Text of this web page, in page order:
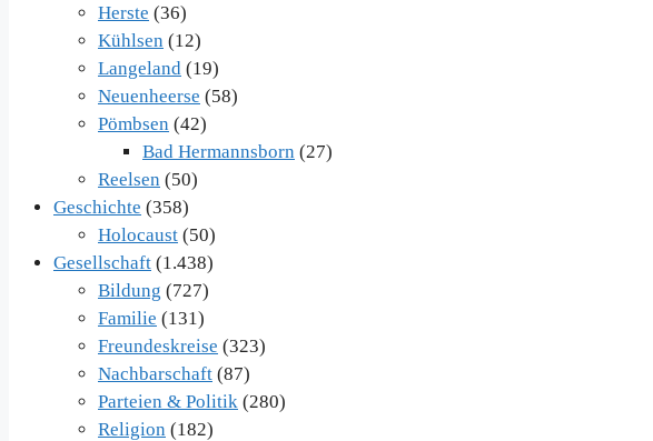
Herste (36)
Kühlsen (12)
Langeland (19)
Neuenheerse (58)
Pömbsen (42)
Bad Hermannsborn (27)
Reelsen (50)
Geschichte (358)
Holocaust (50)
Gesellschaft (1.438)
Bildung (727)
Familie (131)
Freundeskreise (323)
Nachbarschaft (87)
Parteien & Politik (280)
Religion (182)